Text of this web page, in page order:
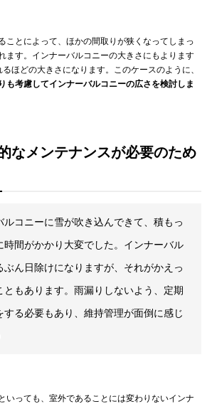
ことによって、ほかの間取りが狭くなってしまっ
ます。インナーバルコニーの大きさにもよります
ほどの大きさになります。このケースのように、
も考慮してインナーバルコニーの広さを検討しま
なメンテナンスが必要のため
ルコニーに雪が吹き込んできて、積もっ
時間がかかり大変でした。インナーバル
ぶん日除けになりますが、それがかえっ
ともあります。雨漏りしないよう、定期
する必要もあり、維持管理が面倒に感じ
いっても、室外であることには変わりないインナ